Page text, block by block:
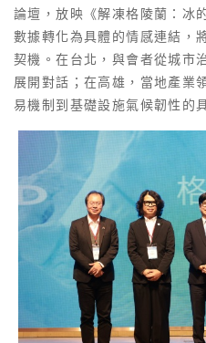
論壇，放映《解凍格陵蘭：冰
數據轉化為具體的情感連結，
契機。在台北，與會者從城市
展開對話；在高雄，當地產業
易機制到基礎設施氣候韌性的